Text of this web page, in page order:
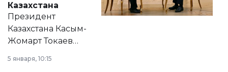
Казахстана
Президент
Казахстана Касым-
Жомарт Токаев
сразу несколько
5 января, 10:15